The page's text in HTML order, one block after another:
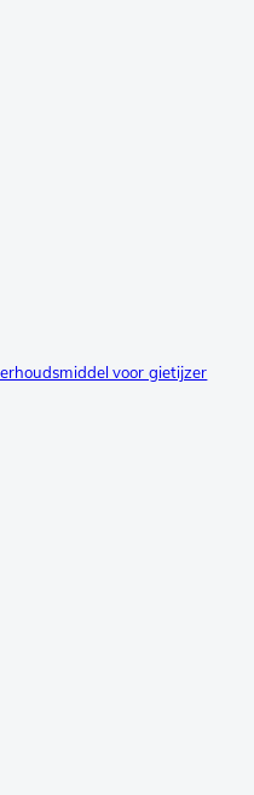
voor gietijzer